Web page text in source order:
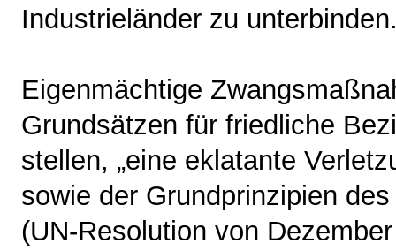
Industrieländer zu
Eigenmächtige
Grundsätzen für friedliche
stellen, „eine eklatante
sowie der Grundprinzipien
(UN-Resolution von